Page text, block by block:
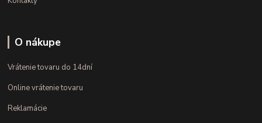
O nákupe
Vrátenie tovaru do 14dní
Online vrátenie tovaru
Reklamácie